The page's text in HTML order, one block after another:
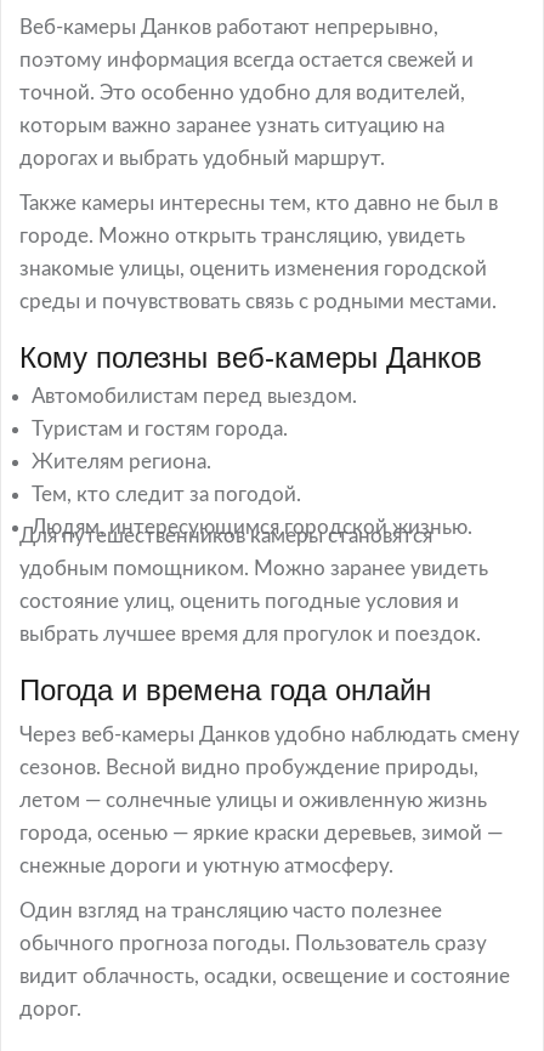
Веб-камеры Данков работают непрерывно,
поэтому информация всегда остается свежей и
точной. Это особенно удобно для водителей,
которым важно заранее узнать ситуацию на
дорогах и выбрать удобный маршрут.
Также камеры интересны тем, кто давно не был в
городе. Можно открыть трансляцию, увидеть
знакомые улицы, оценить изменения городской
среды и почувствовать связь с родными местами.
Кому полезны веб-камеры Данков
Автомобилистам перед выездом.
Туристам и гостям города.
Жителям региона.
Тем, кто следит за погодой.
Людям, интересующимся городской жизнью.
Для путешественников камеры становятся
удобным помощником. Можно заранее увидеть
состояние улиц, оценить погодные условия и
выбрать лучшее время для прогулок и поездок.
Погода и времена года онлайн
Через веб-камеры Данков удобно наблюдать смену
сезонов. Весной видно пробуждение природы,
летом — солнечные улицы и оживленную жизнь
города, осенью — яркие краски деревьев, зимой —
снежные дороги и уютную атмосферу.
Один взгляд на трансляцию часто полезнее
обычного прогноза погоды. Пользователь сразу
видит облачность, осадки, освещение и состояние
дорог.